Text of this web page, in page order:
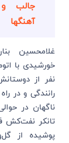
جالب
آهنگها
نفر از
رانندگی و در
ناگهان در
تانکر نفت‌کش
پوشیده از